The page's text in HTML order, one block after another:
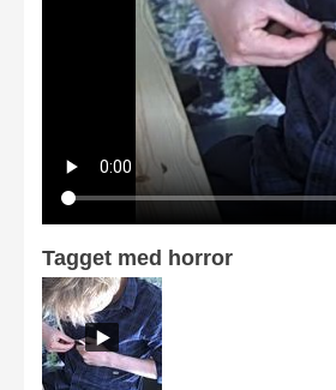
Tagget med horror